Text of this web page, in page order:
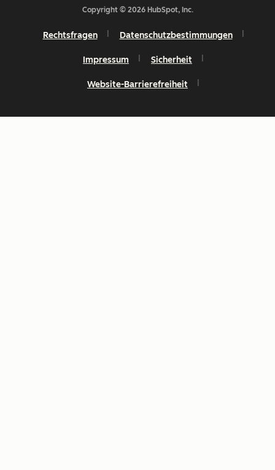
Copyright © 2026 HubSpot, Inc.
Rechtsfragen Datenschutzbestimmungen
Impressum Sicherheit
Website-Barrierefreiheit